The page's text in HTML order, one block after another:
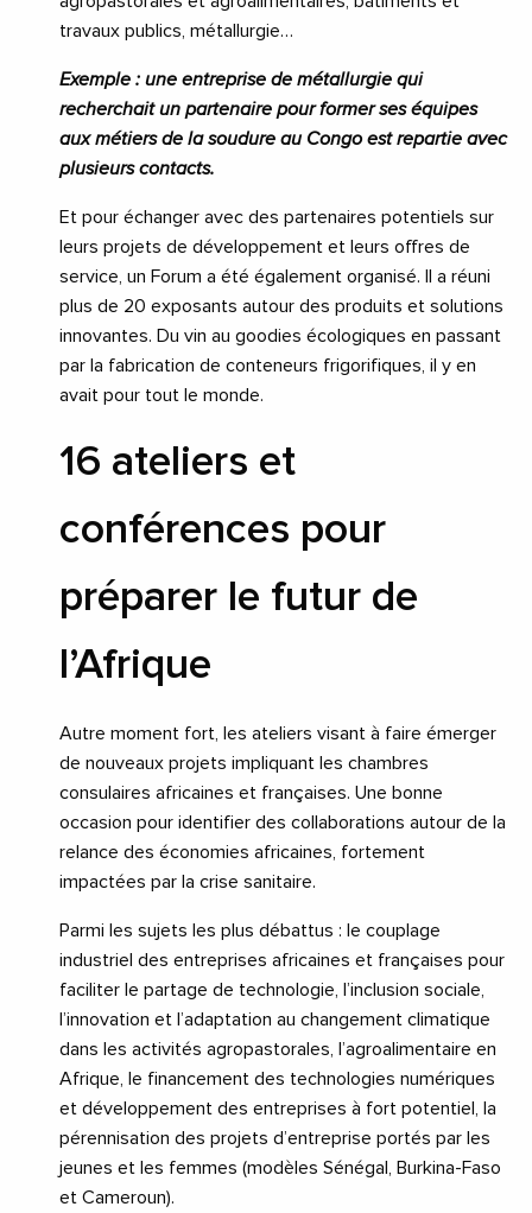
travaux publics, métallurgie…
Exemple : une entreprise de métallurgie qui
recherchait un partenaire pour former ses équipes
aux métiers de la soudure au Congo est repartie avec
plusieurs contacts.
Et pour échanger avec des partenaires potentiels sur
leurs projets de développement et leurs offres de
service, un Forum a été également organisé. Il a réuni
plus de 20 exposants autour des produits et solutions
innovantes. Du vin au goodies écologiques en passant
par la fabrication de conteneurs frigorifiques, il y en
avait pour tout le monde.
16 ateliers et
conférences pour
préparer le futur de
l’Afrique
Autre moment fort, les ateliers visant à faire émerger
de nouveaux projets impliquant les chambres
consulaires africaines et françaises. Une bonne
occasion pour identifier des collaborations autour de la
relance des économies africaines, fortement
impactées par la crise sanitaire.
Parmi les sujets les plus débattus : le couplage
industriel des entreprises africaines et françaises pour
faciliter le partage de technologie, l’inclusion sociale,
l’innovation et l’adaptation au changement climatique
dans les activités agropastorales, l’agroalimentaire en
Afrique, le financement des technologies numériques
et développement des entreprises à fort potentiel, la
pérennisation des projets d’entreprise portés par les
jeunes et les femmes (modèles Sénégal, Burkina-Faso
et Cameroun).